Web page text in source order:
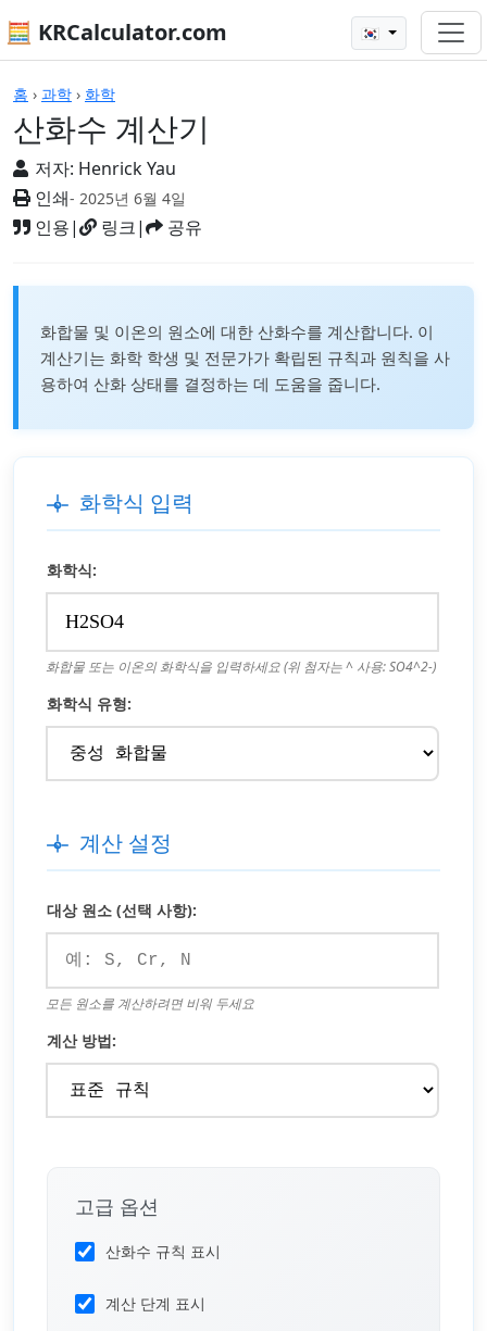
🧮 KRCalculator.com 🇰🇷
홈 › 과학 › 화학
산화수 계산기
저자: Henrick Yau
인쇄- 2025년 6월 4일
인용| 링크| 공유
계산기
화합물 및 이온의 원소에 대한 산화수를 계산합니다. 이
계산기는 화학 학생 및 전문가가 확립된 규칙과 원칙을 사
용하여 산화 상태를 결정하는 데 도움을 줍니다.
화학식 입력
화학식:
화합물 또는 이온의 화학식을 입력하세요 (위 첨자는 ^ 사용: SO4^2-)
화학식 유형:
계산 설정
대상 원소 (선택 사항):
모든 원소를 계산하려면 비워 두세요
계산 방법:
고급 옵션
산화수 규칙 표시
계산 단계 표시